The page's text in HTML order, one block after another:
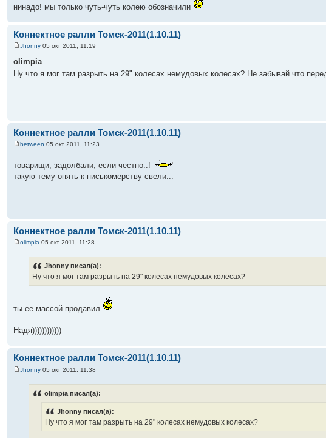
нинадо! мы только чуть-чуть колею обозначили
Коннектное ралли Томск-2011(1.10.11)
Jhonny 05 окт 2011, 11:19
olimpia
Ну что я мог там разрыть на 29" колесах немудовых колесах? Не забывай что
Коннектное ралли Томск-2011(1.10.11)
between 05 окт 2011, 11:23
товарищи, задолбали, если честно..!
такую тему опять к писькомерству свели...
Коннектное ралли Томск-2011(1.10.11)
olimpia 05 окт 2011, 11:28
Jhonny писал(а):
Ну что я мог там разрыть на 29" колесах немудовых колесах?
ты ее массой продавил
Надя))))))))))))
Коннектное ралли Томск-2011(1.10.11)
Jhonny 05 окт 2011, 11:38
olimpia писал(а):
Jhonny писал(а):
Ну что я мог там разрыть на 29" колесах немудовых колесах?